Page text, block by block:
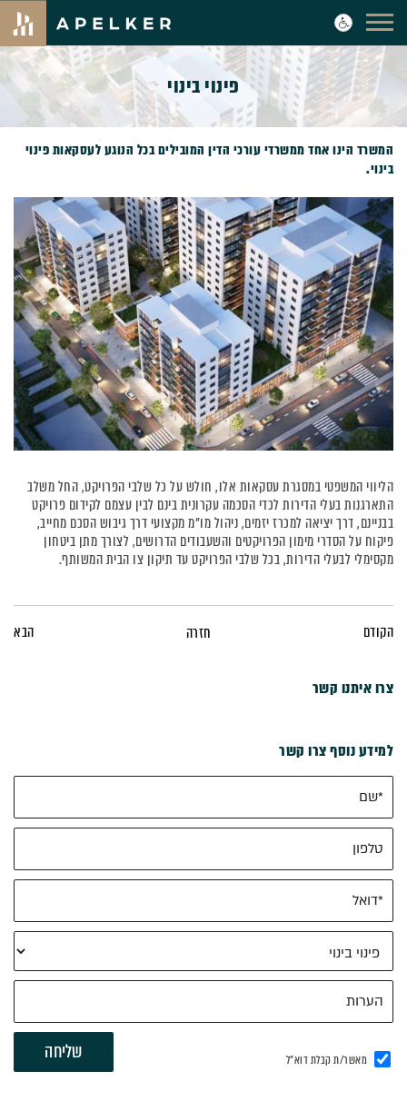
פינוי בינוי
המשרד הינו אחד ממשרדי עורכי הדין המובילים בכל הנוגע לעסקאות פינוי
בינוי.
הליווי המשפטי במסגרת עסקאות אלו, חולש על כל שלבי הפרויקט, החל משלב
התארגנות בעלי הדירות לכדי הסכמה עקרונית בינם לבין עצמם לקידום פרויקט
בבניינם, דרך יציאה למכרז יזמים, ניהול מו"מ מקצועי דרך גיבוש הסכם מחייב,
פיקוח על הסדרי מימון הפרויקטים והשעבודים הדרושים, לצורך מתן ביטחון
מקסימלי לבעלי הדירות, בכל שלבי הפרויקט עד תיקון צו הבית המשותף.
הקודם חזרה הבא
צרו איתנו קשר
למידע נוסף צרו קשר
מאשר/ת קבלת דוא"ל